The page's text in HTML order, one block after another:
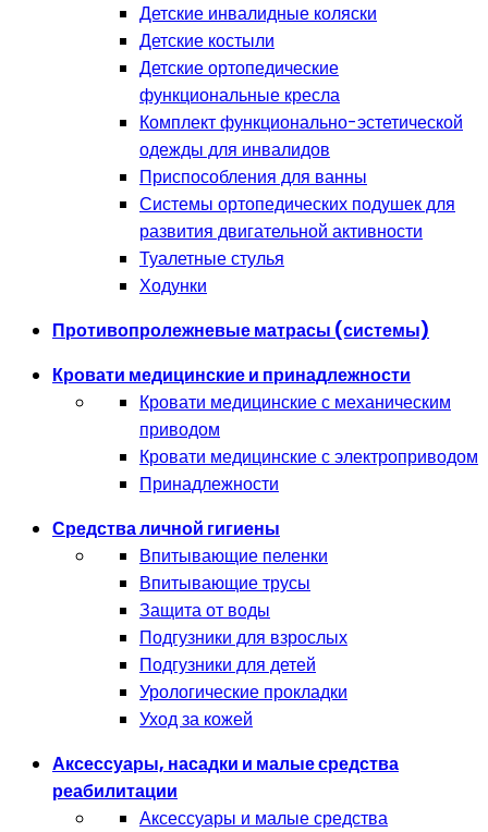
Детские инвалидные коляски
Детские костыли
Детские ортопедические
функциональные кресла
Комплект функционально-эстетической
одежды для инвалидов
Приспособления для ванны
Системы ортопедических подушек для
развития двигательной активности
Туалетные стулья
Ходунки
Противопролежневые матрасы (системы)
Кровати медицинские и принадлежности
Кровати медицинские с механическим
приводом
Кровати медицинские с электроприводом
Принадлежности
Средства личной гигиены
Впитывающие пеленки
Впитывающие трусы
Защита от воды
Подгузники для взрослых
Подгузники для детей
Урологические прокладки
Уход за кожей
Аксессуары, насадки и малые средства
реабилитации
Аксессуары и малые средства